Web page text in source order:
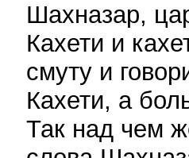
Шахназар,
Кахети и
смуту и
Кахети, а
Так над чем